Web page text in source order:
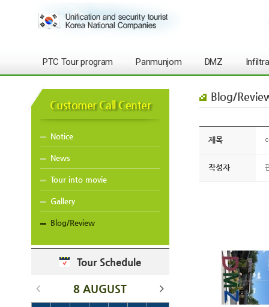
PTC Tour program Panmunjom DMZ
Customer Call Center
Notice
News
Tour into movie
Gallery
Blog/Review
Tour Schedule
8 AUGUST
Blog/
제목
작성자